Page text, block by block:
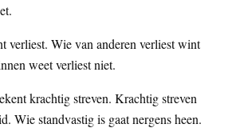
verliest. Wie van anderen verliest wint
weet verliest niet.
krachtig streven. Krachtig streven
Wie standvastig is gaat nergens heen.